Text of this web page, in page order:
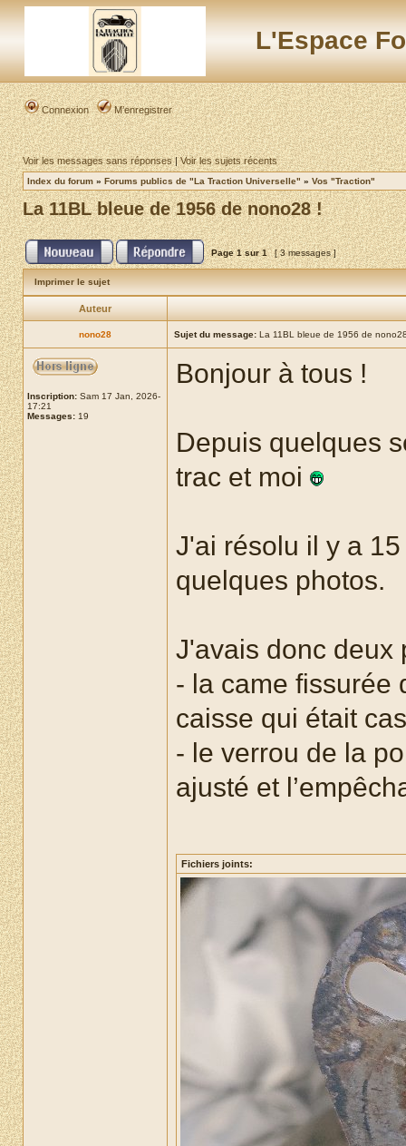
L'Espace
Connexion M’enregistrer
Voir les messages sans réponses|Voir les sujets récents
Index du forum » Forums publics de "La Traction Universelle" » Vos "Traction"
La 11BL bleue de 1956 de nono28 !
Page1sur1 [ 3 messages ]
Imprimer le sujet
Auteur
nono28 Sujet du message: La 11BL bleue de 1956 de
Inscription: Sam 17 Jan, 2026-
17:21
Messages: 19
Bonjour à tous !
Depuis quelques
trac et moi
J'ai résolu il y a
quelques photos.
J'avais donc deux
- la came fissurée
caisse qui était
- le verrou de la
ajusté et
Fichiers joints: